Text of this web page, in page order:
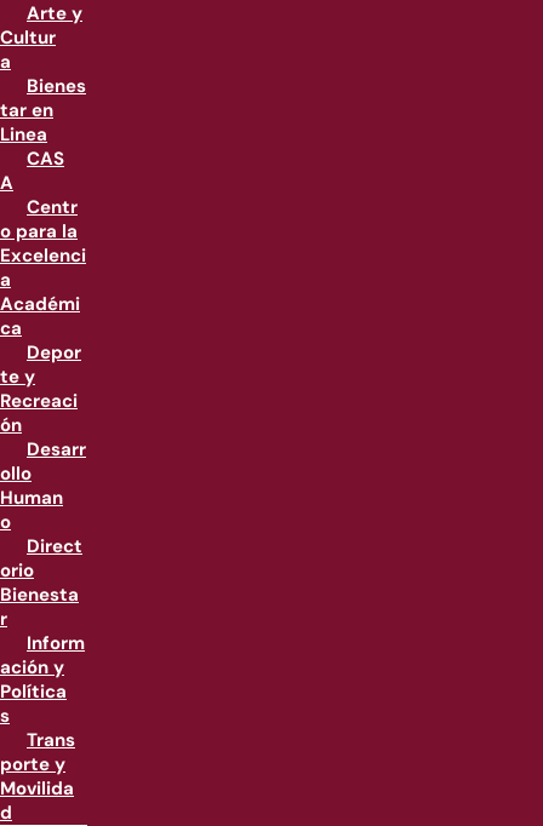
Arte y
Cultur
a
Bienes
tar en
Linea
CAS
A
Centr
o para la
Excelenci
a
Académi
ca
Depor
te y
Recreaci
ón
Desarr
ollo
Human
o
Direct
orio
Bienesta
r
Inform
ación y
Política
s
Trans
porte y
Movilida
d